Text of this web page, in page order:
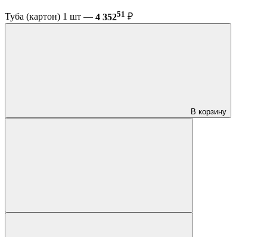
Туба (картон) 1 шт — 4 35251 ₽
В корзину